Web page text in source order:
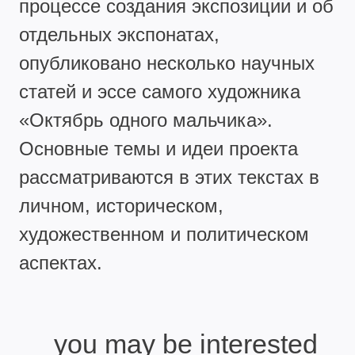
процессе создания экспозиции и об
отдельных экспонатах,
опубликовано несколько научных
статей и эссе самого художника
«Октябрь одного мальчика».
Основные темы и идеи проекта
рассматриваются в этих текстах в
личном, историческом,
художественном и политическом
аспектах.
you may be interested